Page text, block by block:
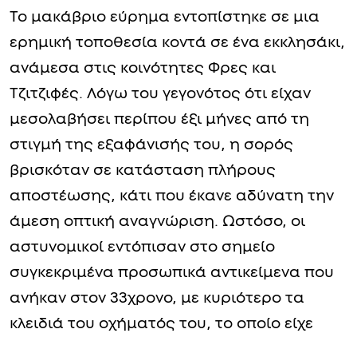
Το μακάβριο εύρημα εντοπίστηκε σε μια
ερημική τοποθεσία κοντά σε ένα εκκλησάκι,
ανάμεσα στις κοινότητες Φρες και
Τζιτζιφές. Λόγω του γεγονότος ότι είχαν
μεσολαβήσει περίπου έξι μήνες από τη
στιγμή της εξαφάνισής του, η σορός
βρισκόταν σε κατάσταση πλήρους
αποστέωσης, κάτι που έκανε αδύνατη την
άμεση οπτική αναγνώριση. Ωστόσο, οι
αστυνομικοί εντόπισαν στο σημείο
συγκεκριμένα προσωπικά αντικείμενα που
ανήκαν στον 33χρονο, με κυριότερο τα
κλειδιά του οχήματός του, το οποίο είχε